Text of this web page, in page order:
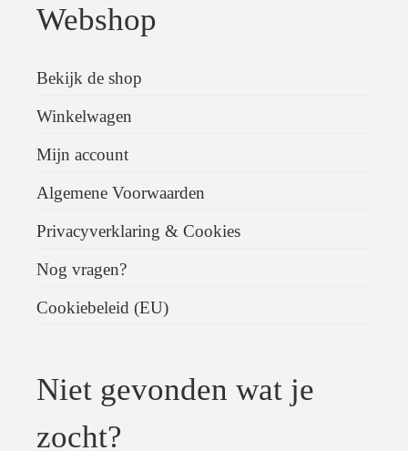
Webshop
Bekijk de shop
Winkelwagen
Mijn account
Algemene Voorwaarden
Privacyverklaring & Cookies
Nog vragen?
Cookiebeleid (EU)
Niet gevonden wat je
zocht?